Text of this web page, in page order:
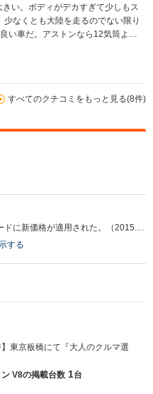
い。ボディがデカすぎて少しもス
少なくとも大陸を走るのでない限り
すべてのクチコミをもっと見る(8件)
メーカー希望小売価格を見直し、全グレードに新価格が適用された。（2015.7）
する
】東京板橋にて『大人のクルマ選
V8の掲載台数 1台